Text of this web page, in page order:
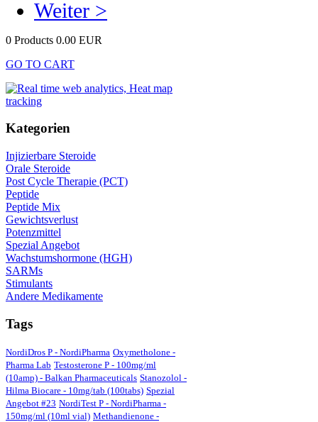
Weiter >
0 Products 0.00 EUR
GO TO CART
Kategorien
Injizierbare Steroide
Orale Steroide
Post Cycle Therapie (PCT)
Peptide
Peptide Mix
Gewichtsverlust
Potenzmittel
Spezial Angebot
Wachstumshormone (HGH)
SARMs
Stimulants
Andere Medikamente
Tags
NordiDros P - NordiPharma Oxymetholone -
Pharma Lab Testosterone P - 100mg/ml
(10amp) - Balkan Pharmaceuticals Stanozolol -
Hilma Biocare - 10mg/tab (100tabs) Spezial
Angebot #23 NordiTest P - NordiPharma -
150mg/ml (10ml vial) Methandienone -